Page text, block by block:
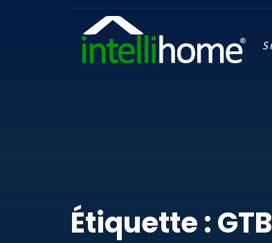
Étiquette : GTB